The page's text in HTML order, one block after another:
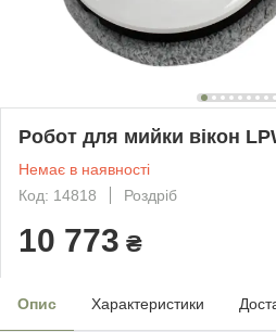
Робот для мийки вікон
Немає в наявності
Код: 14818
Роздріб
10 773 ₴
Опис Характеристики